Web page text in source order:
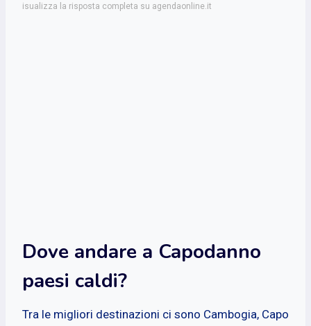
isualizza la risposta completa su agendaonline.it
Dove andare a Capodanno
paesi caldi?
Tra le migliori destinazioni ci sono Cambogia, Capo